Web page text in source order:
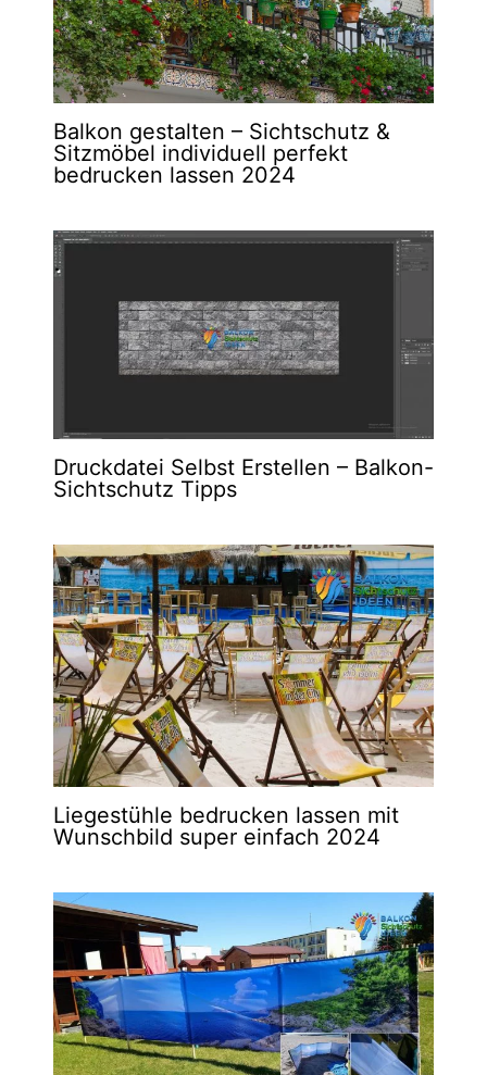
Balkon gestalten – Sichtschutz &
Sitzmöbel individuell perfekt
bedrucken lassen 2024
Druckdatei Selbst Erstellen – Balkon-
Sichtschutz Tipps
Liegestühle bedrucken lassen mit
Wunschbild super einfach 2024